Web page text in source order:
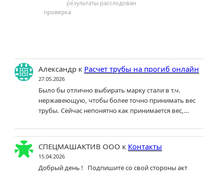
Александрк Расчет трубы на прогиб онлайн
27.05.2026
Было бы отлично выбирать марку стали в т.ч.
нержавеющую, чтобы более точно принимать вес
трубы. Сейчас непонятно как принимается вес,…
СПЕЦМАШАКТИВ ООО к Контакты
15.04.2026
Добрый день ! Подпишите со свой стороны акт